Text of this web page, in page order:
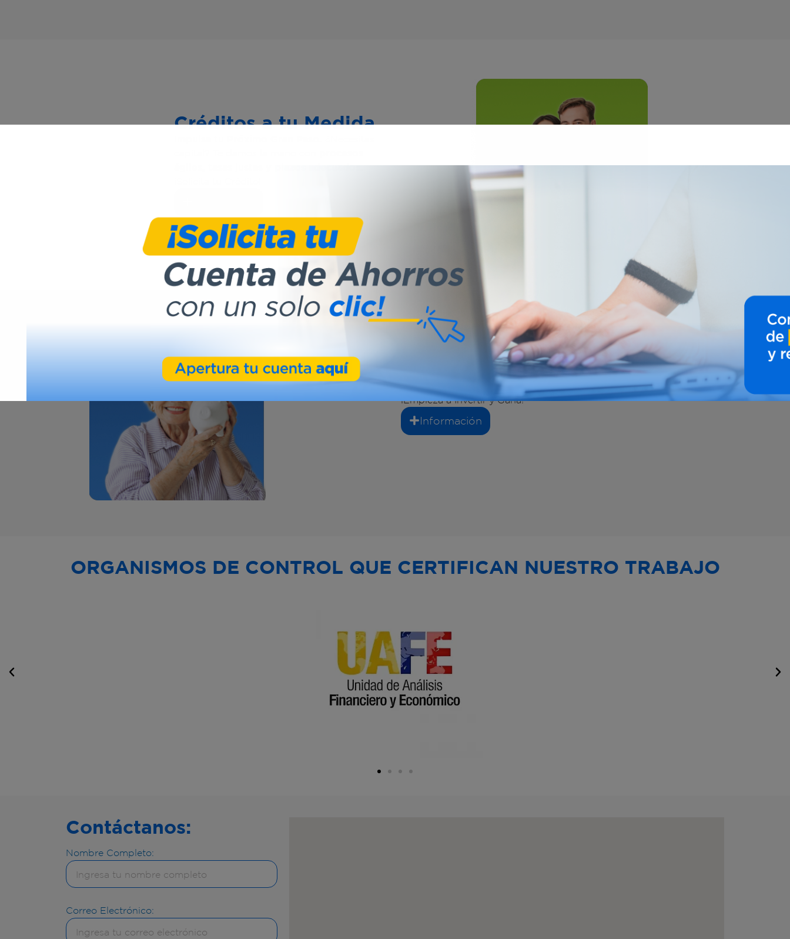
Créditos a tu Medida
ágiles, tasas justas y plazos adecuados.
Inversiones Rentables
Construye la Riqueza del Mañana Hoy.No dejes tu dinero quieto.
máxima seguridady obténtasas de rendimiento que
realmente te hacen ganar.
¡Empieza a Invertir y Gana!
Información
ORGANISMOS DE CONTROL QUE CERTIFICAN NUESTRO TRABAJO
Contáctanos:
Nombre Completo:
Correo Electrónico: